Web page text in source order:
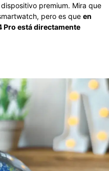
premium. Mira que
pero es que en
Pro está directamente